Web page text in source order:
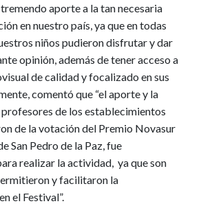
aporte a la tan necesaria
en nuestro país, ya que en todas
niños pudieron disfrutar y dar
opinión, además de tener acceso a
de calidad y focalizado en sus
comentó que “el aporte y la
de los establecimientos
de la votación del Premio Novasur
San Pedro de la Paz, fue
realizar la actividad, ya que son
y facilitaron la
el Festival”.